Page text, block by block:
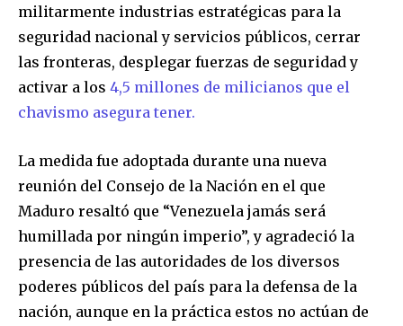
militarmente industrias estratégicas para la
seguridad nacional y servicios públicos, cerrar
las fronteras, desplegar fuerzas de seguridad y
activar a los 4,5 millones de milicianos que el
chavismo asegura tener.
La medida fue adoptada durante una nueva
reunión del Consejo de la Nación en el que
Maduro resaltó que “Venezuela jamás será
humillada por ningún imperio”, y agradeció la
presencia de las autoridades de los diversos
poderes públicos del país para la defensa de la
nación, aunque en la práctica estos no actúan de